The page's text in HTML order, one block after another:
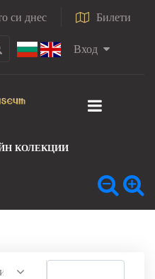
си днес Билети
Вход
КОЛЕКЦИИ